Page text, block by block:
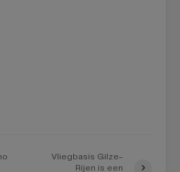
Vliegbasis Gilze-
Rijen is een